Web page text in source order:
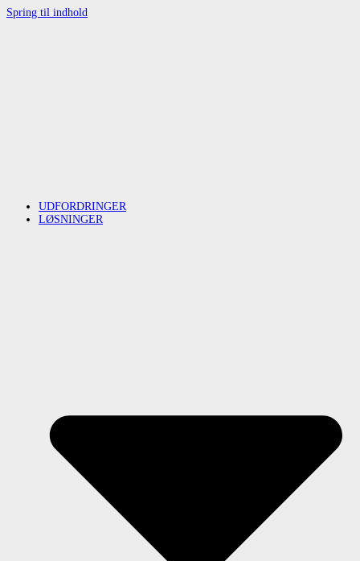
Spring til indhold
UDFORDRINGER
LØSNINGER